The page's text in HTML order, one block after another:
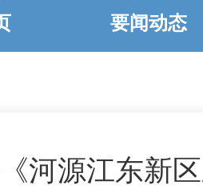
要闻动态
河源江东新